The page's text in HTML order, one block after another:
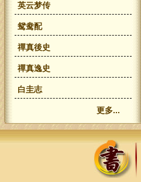
英云梦传
鸳鸯配
禪真後史
禪真逸史
白圭志
更多...